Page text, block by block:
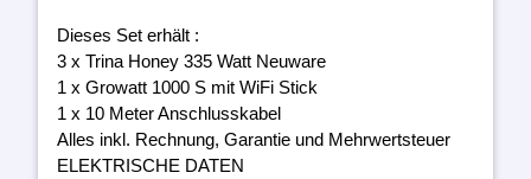
Dieses Set erhält :
3 x Trina Honey 335 Watt Neuware
1 x Growatt 1000 S mit WiFi Stick
1 x 10 Meter Anschlusskabel
Alles inkl. Rechnung, Garantie und Mehrwertsteuer
ELEKTRISCHE DATEN